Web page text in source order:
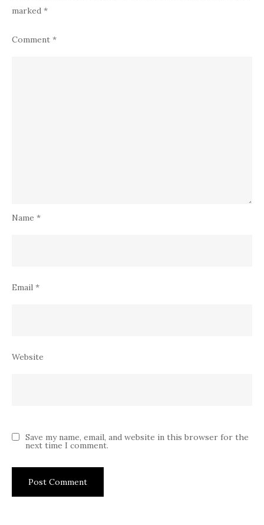
marked *
Comment *
Name *
Email *
Website
Save my name, email, and website in this browser for the
next time I comment.